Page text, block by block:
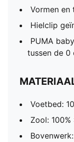
Vormen en
Hielclip
PUMA
tussen de 0
Voetbed:
Zool: